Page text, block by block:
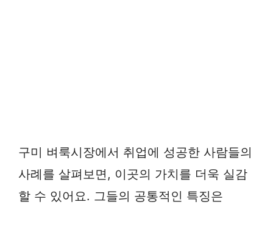
구미 벼룩시장에서 취업에 성공한 사람들의
사례를 살펴보면, 이곳의 가치를 더욱 실감
할 수 있어요. 그들의 공통적인 특징은